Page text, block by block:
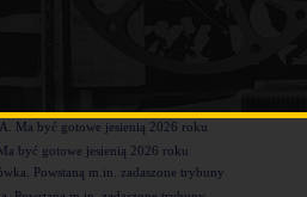
komisariatu Policji w Rzeszowie [ZDJĘCIA]
[ZDJĘCIA]
być gotowe jesienią 2026 roku